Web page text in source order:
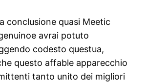
conclusione quasi Meetic
avrai potuto
codesto questua,
questo affable apparecchio
tanto unito dei migliori